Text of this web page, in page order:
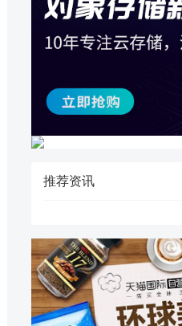
推荐资讯